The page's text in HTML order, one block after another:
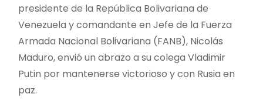
presidente de la República Bolivariana de
Venezuela y comandante en Jefe de la Fuerza
Armada Nacional Bolivariana (FANB), Nicolás
Maduro, envió un abrazo a su colega Vladimir
Putin por mantenerse victorioso y con Rusia en
paz.